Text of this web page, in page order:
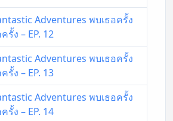
Adventures พบเธอครั้ง
รั้ง – EP. 12
Adventures พบเธอครั้ง
รั้ง – EP. 13
Adventures พบเธอครั้ง
รั้ง – EP. 14